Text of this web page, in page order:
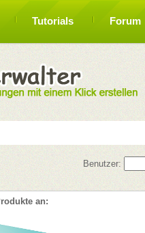
Tutorials Forum
Benutzer:
an: